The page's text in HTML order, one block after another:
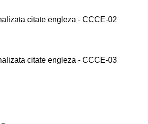
citate engleza - CCCE-02
citate engleza - CCCE-03